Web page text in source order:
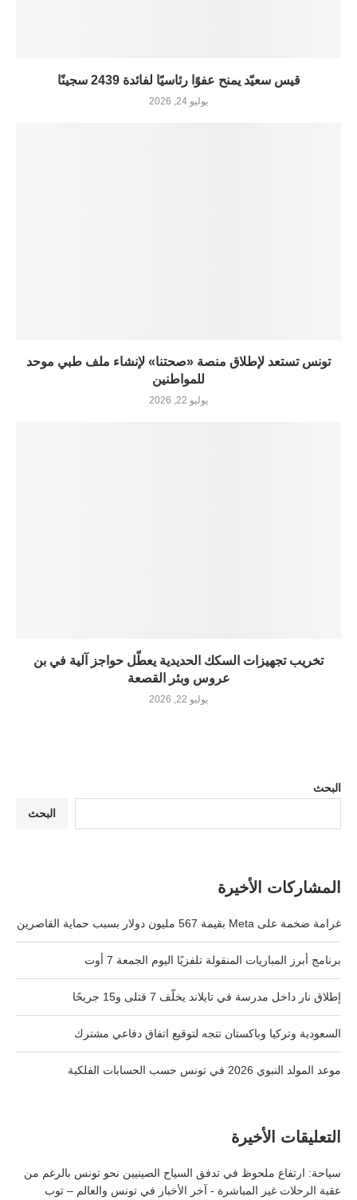
قيس سعيّد يمنح عفوًا رئاسيًا لفائدة 2439 سجينًا
يوليو 24, 2026
تونس تستعد لإطلاق منصة «صحتنا» لإنشاء ملف طبي موحد
للمواطنين
يوليو 22, 2026
تخريب تجهيزات السكك الحديدية يعطّل حواجز آلية في بن
عروس وبئر القصعة
يوليو 22, 2026
البحث
البحث
المشاركات الأخيرة
غرامة ضخمة على Meta بقيمة 567 مليون دولار بسبب حماية القاصرين
برنامج أبرز المباريات المنقولة تلفزيًا اليوم الجمعة 7 أوت
إطلاق نار داخل مدرسة في تايلاند يخلّف 7 قتلى و15 جريحًا
السعودية وتركيا وباكستان تتجه لتوقيع اتفاق دفاعي مشترك
موعد المولد النبوي 2026 في تونس حسب الحسابات الفلكية
التعليقات الأخيرة
سياحة: ارتفاع ملحوظ في تدفق السياح الصينيين نحو تونس بالرغم من
عقبة الرحلات غير المباشرة - آخر الأخبار في تونس والعالم – توب